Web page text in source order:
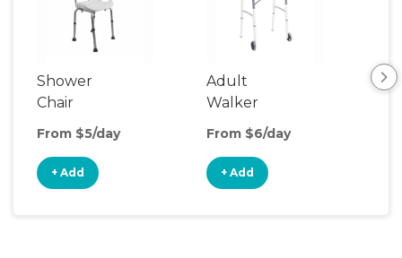
Shower
Chair
From $5/day
+ Add
Adult
Walker
From $6/day
+ Add